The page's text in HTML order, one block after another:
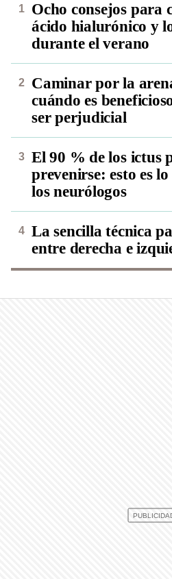
Ocho consejos para
ácido hialurónico y
durante el verano
Caminar por la
cuándo es
ser perjudicial
El 90 % de los ictus
prevenirse: esto es
los neurólogos
La sencilla técnica
entre derecha e